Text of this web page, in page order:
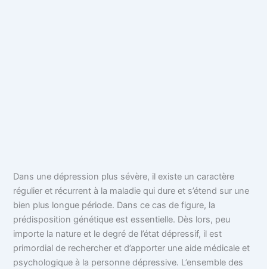
Dans une dépression plus sévère, il existe un caractère
régulier et récurrent à la maladie qui dure et s’étend sur une
bien plus longue période. Dans ce cas de figure, la
prédisposition génétique est essentielle. Dès lors, peu
importe la nature et le degré de l’état dépressif, il est
primordial de rechercher et d’apporter une aide médicale et
psychologique à la personne dépressive. L’ensemble des